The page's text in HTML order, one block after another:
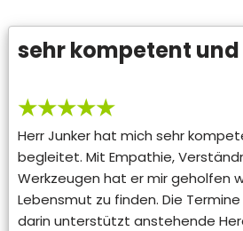
sehr kompetent
★★★★★
Herr Junker hat mich sehr
begleitet. Mit Empathie,
Werkzeugen hat er mir geholfen
Lebensmut zu finden. Die
darin unterstützt anstehende